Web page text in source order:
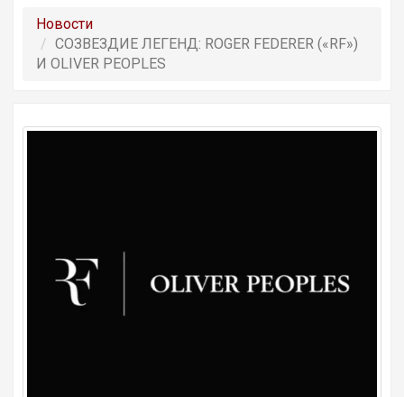
Новости
СОЗВЕЗДИЕ ЛЕГЕНД: ROGER FEDERER («RF»)
И OLIVER PEOPLES